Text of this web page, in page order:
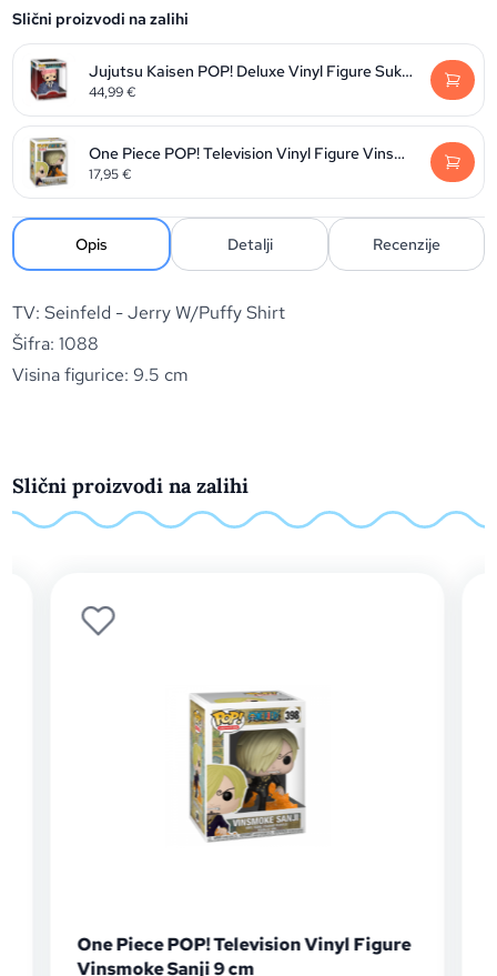
Slični proizvodi na zalihi
Jujutsu Kaisen POP! Deluxe Vinyl Figure Sukuna 9 cm
44,99€
One Piece POP! Television Vinyl Figure Vinsmoke Sanji 9 cm
17,95€
Opis Detalji Recenzije
TV: Seinfeld - Jerry W/Puffy Shirt
Šifra: 1088
Visina figurice: 9.5 cm
Slični proizvodi na zalihi
One Piece POP! Television Vinyl Figure
Vinsmoke Sanji 9 cm